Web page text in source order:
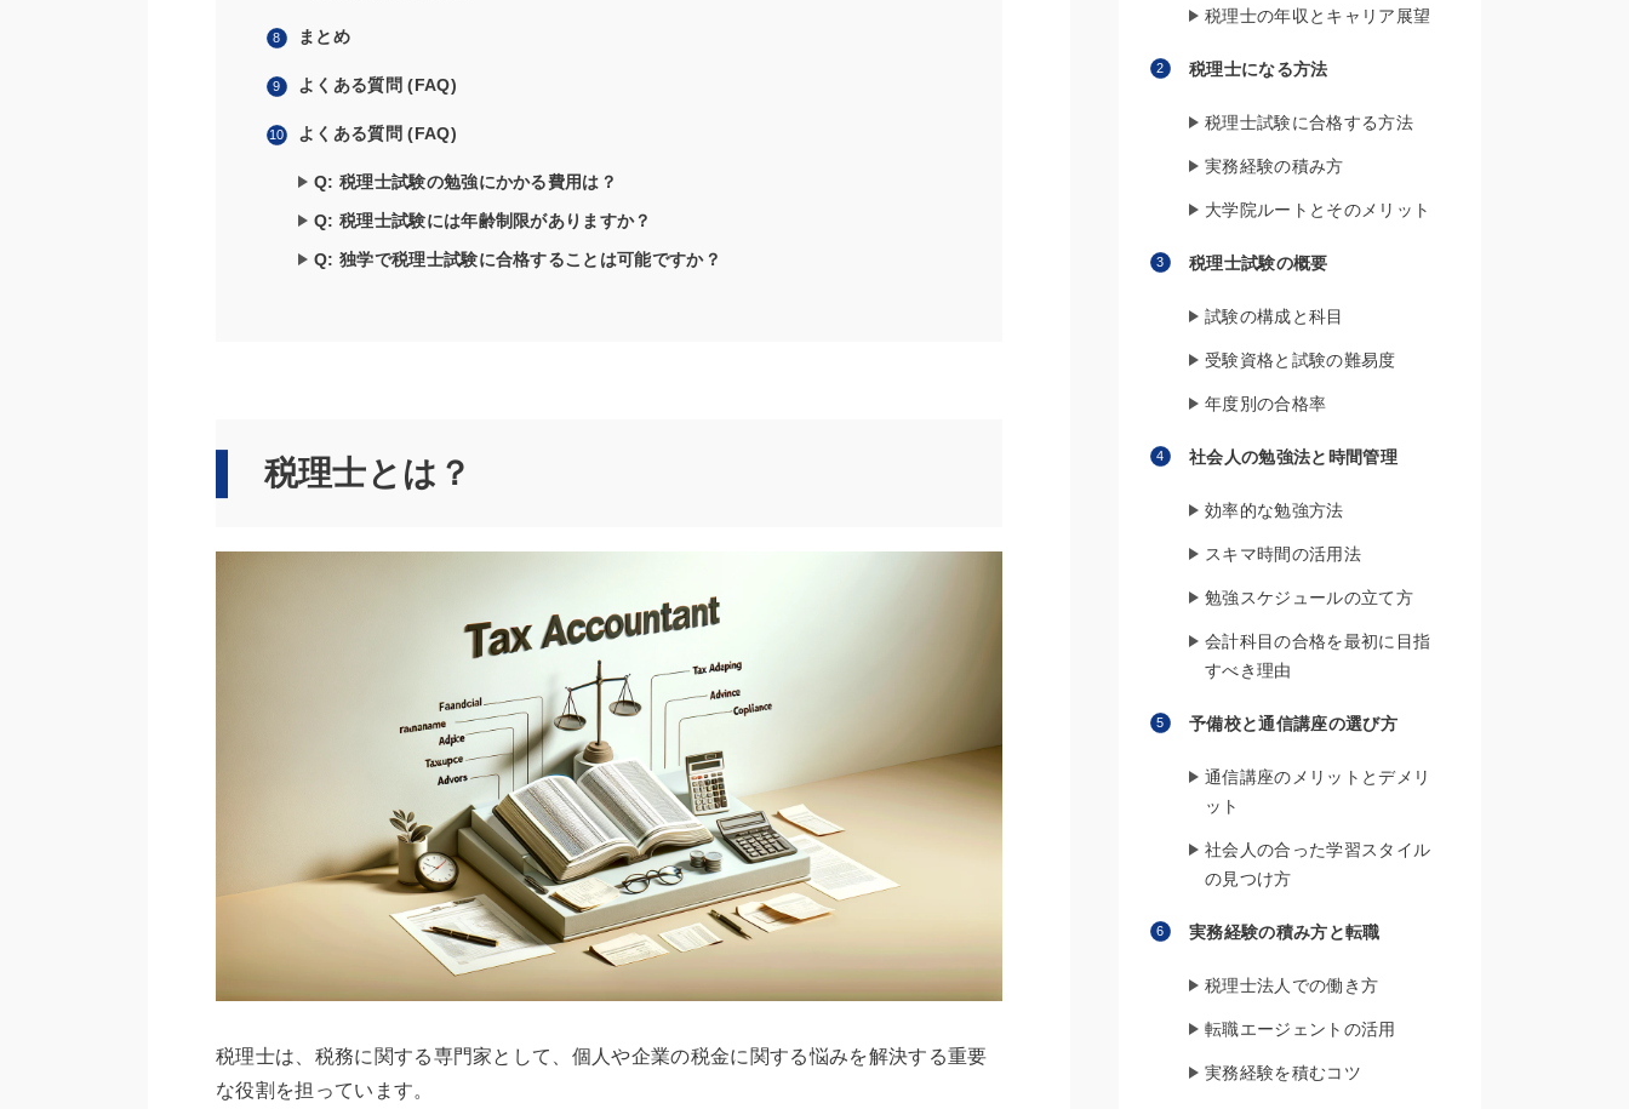
まとめ
よくある質問 (FAQ)
よくある質問 (FAQ)
Q: 税理士試験の勉強にかかる費用は？
Q: 税理士試験には年齢制限がありますか？
Q: 独学で税理士試験に合格することは可能ですか？
税理士とは？
税理士は、税務に関する専門家として、個人や企業の税金に関する悩みを解決する重要
な役割を担っています。
税理士の年収とキャリア展望
税理士になる方法
税理士試験に合格する方法
実務経験の積み方
大学院ルートとそのメリット
税理士試験の概要
試験の構成と科目
受験資格と試験の難易度
年度別の合格率
社会人の勉強法と時間管理
効率的な勉強方法
スキマ時間の活用法
勉強スケジュールの立て方
会計科目の合格を最初に目指
すべき理由
予備校と通信講座の選び方
通信講座のメリットとデメリ
ット
社会人の合った学習スタイル
の見つけ方
実務経験の積み方と転職
税理士法人での働き方
転職エージェントの活用
実務経験を積むコツ